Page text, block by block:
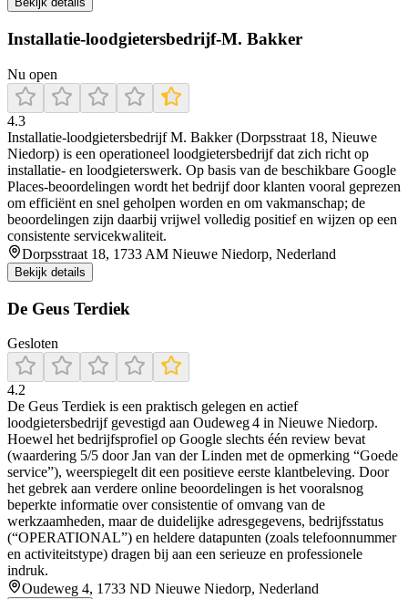
Installatie-loodgietersbedrijf-M. Bakker
Nu open
4.3
Installatie-loodgietersbedrijf M. Bakker (Dorpsstraat 18, Nieuwe
Niedorp) is een operationeel loodgietersbedrijf dat zich richt op
installatie- en loodgieterswerk. Op basis van de beschikbare Google
Places-beoordelingen wordt het bedrijf door klanten vooral geprezen
om efficiënt en snel geholpen worden en om vakmanschap; de
beoordelingen zijn daarbij vrijwel volledig positief en wijzen op een
consistente servicekwaliteit.
Dorpsstraat 18, 1733 AM Nieuwe Niedorp, Nederland
Bekijk details
De Geus Terdiek
Gesloten
4.2
De Geus Terdiek is een praktisch gelegen en actief
loodgietersbedrijf gevestigd aan Oudeweg 4 in Nieuwe Niedorp.
Hoewel het bedrijfsprofiel op Google slechts één review bevat
(waardering 5/5 door Jan van der Linden met de opmerking “Goede
service”), weerspiegelt dit een positieve eerste klantbeleving. Door
het gebrek aan verdere online beoordelingen is het vooralsnog
beperkte informatie over consistentie of omvang van de
werkzaamheden, maar de duidelijke adresgegevens, bedrijfsstatus
(“OPERATIONAL”) en heldere datapunten (zoals telefoonnummer
en activiteitstype) dragen bij aan een serieuze en professionele
indruk.
Oudeweg 4, 1733 ND Nieuwe Niedorp, Nederland